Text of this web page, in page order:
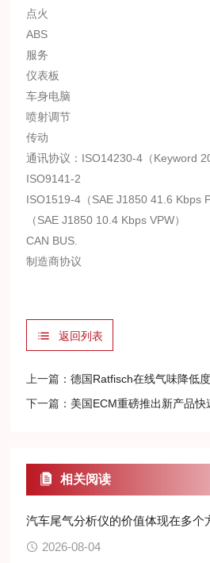
点火
ABS
服务
仪表板
车身电脑
喷射调节
传动
通讯协议：ISO14230-4（Keyword
ISO9141-2
ISO1519-4（SAE J1850 41.6 Kbps
（SAE J1850 10.4 Kbps VPW）
CAN BUS.
制造商协议
返回列表
上一篇：德国Ratfisch在线气味降低
下一篇： 美国ECM重磅推出新产品快速
相关阅读
汽车尾气分析仪的价值体现在多个
2026-08-04